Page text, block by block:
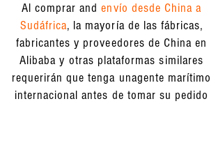
Al comprar andenvío desde China a
Sudáfrica, la mayoría de las fábricas,
fabricantes y proveedores de China en
Alibaba y otras plataformas similares
requerirán que tenga unagente marítimo
internacional antes de tomar su pedido